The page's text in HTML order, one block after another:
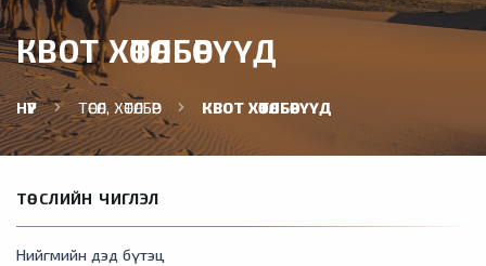
КВОТ ХӨТӨЛБӨРҮҮД
НҮҮР ТӨСӨЛ, ХӨТӨЛБӨР КВОТ ХӨТӨЛБӨРҮҮД
ТӨСЛИЙН ЧИГЛЭЛ
Нийгмийн дэд бүтэц